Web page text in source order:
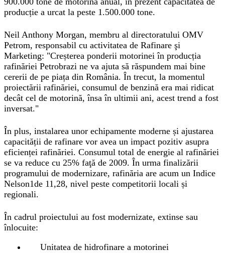
producție a urcat la peste 1.500.000 tone.
Neil Anthony Morgan, membru al directoratului OMV
Petrom, responsabil cu activitatea de Rafinare şi
Marketing: "Creșterea ponderii motorinei în producția
rafinăriei Petrobrazi ne va ajuta să răspundem mai bine
cererii de pe piața din România. În trecut, la momentul
proiectării rafinăriei, consumul de benzină era mai ridicat
decât cel de motorină, însa în ultimii ani, acest trend a fost
inversat."
În plus, instalarea unor echipamente moderne și ajustarea
capacității de rafinare vor avea un impact pozitiv asupra
eficienței rafinăriei. Consumul total de energie al rafinăriei
se va reduce cu 25% faţă de 2009. În urma finalizării
programului de modernizare, rafinăria are acum un Indice
Nelson1de 11,28, nivel peste competitorii locali și
regionali.
În cadrul proiectului au fost modernizate, extinse sau
înlocuite:
Unitatea de hidrofinare a motorinei